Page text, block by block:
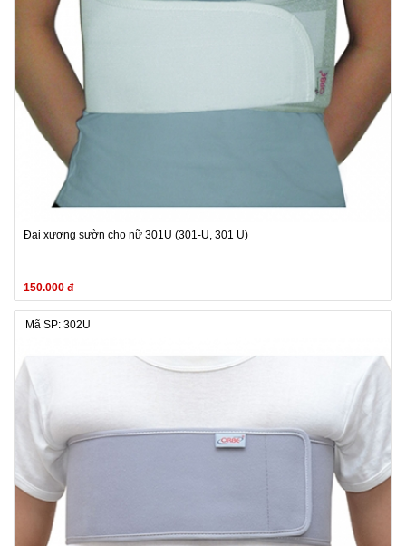
Đai xương sườn cho nữ 301U (301-U, 301 U)
150.000 đ
Mã SP: 302U